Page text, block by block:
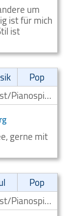
um
ist für mich
ist
Pop
Pianist/Pianospieler
gerne mit
Pop
Pianist/Pianospieler